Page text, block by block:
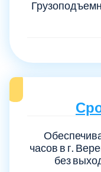
часов в г.
без